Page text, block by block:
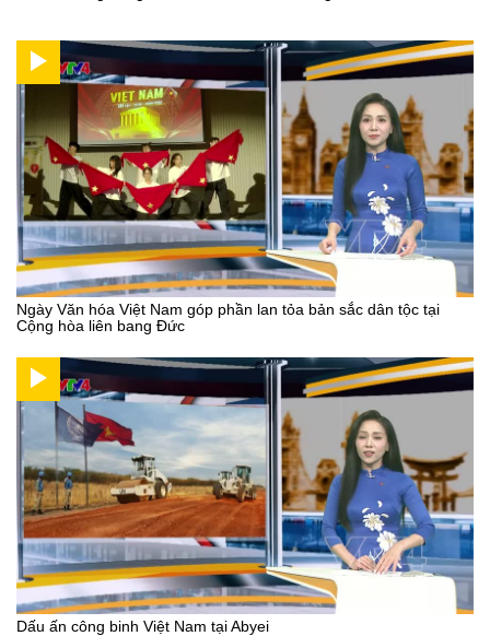
Ngày Văn hóa Việt Nam góp phần lan tỏa bản sắc dân tộc tại
Cộng hòa liên bang Đức
Dấu ấn công binh Việt Nam tại Abyei